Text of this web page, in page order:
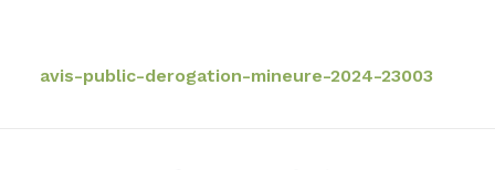
avis-public-derogation-mineure-2024-23003